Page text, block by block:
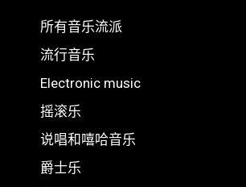
所有音乐流派
流行音乐
Electronic music
摇滚乐
说唱和嘻哈音乐
爵士乐